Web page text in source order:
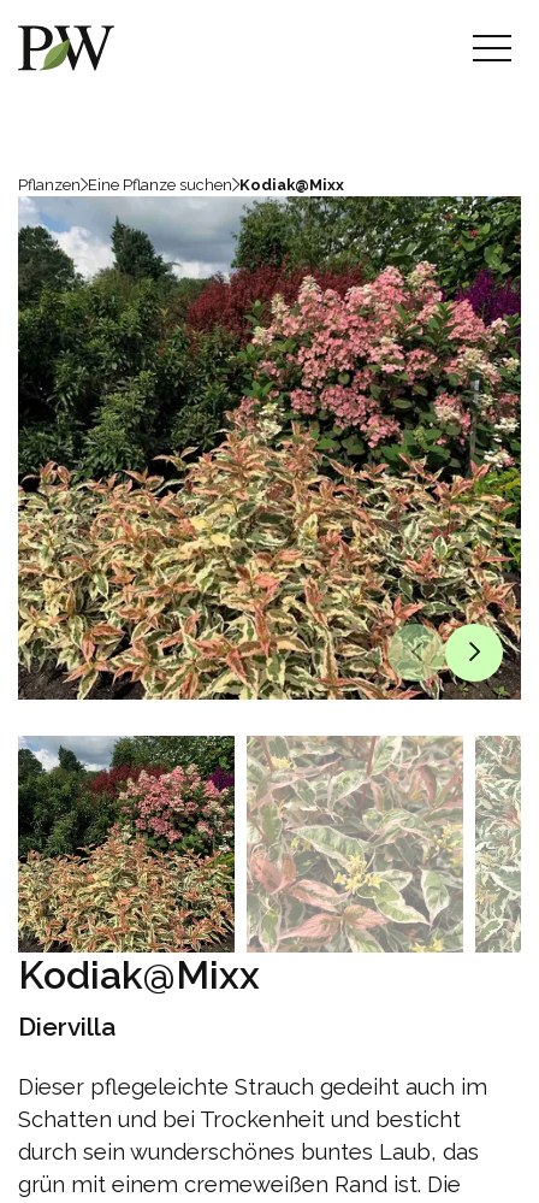
Pflanzen Eine Pflanze suchen Kodiak@Mixx
Kodiak@Mixx
Diervilla
Dieser pflegeleichte Strauch gedeiht auch im
Schatten und bei Trockenheit und besticht
durch sein wunderschönes buntes Laub, das
grün mit einem cremeweißen Rand ist. Die